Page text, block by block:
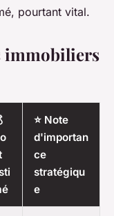
pourtant vital.
immobiliers
⭐ Note
d'importan
ce
stratégiqu
e